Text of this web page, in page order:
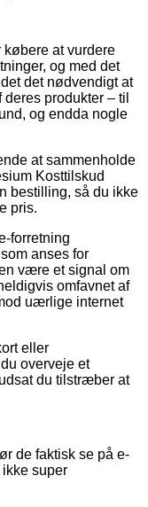
at vurdere
og med det
det nødvendigt at
produkter – til
og endda nogle
at sammenholde
Kosttilskud
bestilling, så du ikke
pris.
forretning
anses for
være et signal om
omfavnet af
uærlige internet
eller
overveje et
du tilstræber at
de faktisk se på e-
super